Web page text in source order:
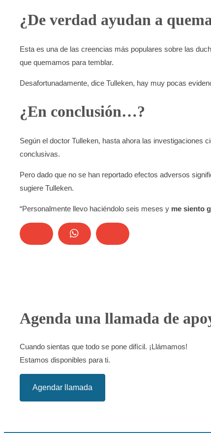
¿De verdad ayudan a
Esta es una de las creencias más populares sobre las
que quemamos para temblar.
Desafortunadamente, dice Tulleken, hay muy pocas
¿En conclusión…?
Según el doctor Tulleken, hasta ahora las investigaciones
conclusivas.
Pero dado que no se han reportado efectos adversos
sugiere Tulleken.
“Personalmente llevo haciéndolo seis meses y me siento
Agenda una llamada de
Cuando sientas que todo se pone difícil. ¡Llámamos!
Estamos disponibles para ti.
Agendar llamada